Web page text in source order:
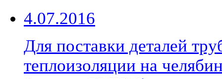
4.07.2016
Для поставки деталей
теплоизоляции на